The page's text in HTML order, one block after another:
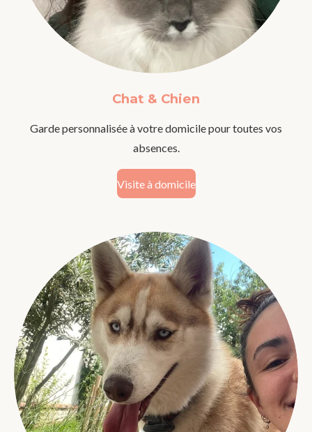
Chat & Chien
Garde personnalisée à votre domicile pour toutes vos
absences.
Visite à domicile